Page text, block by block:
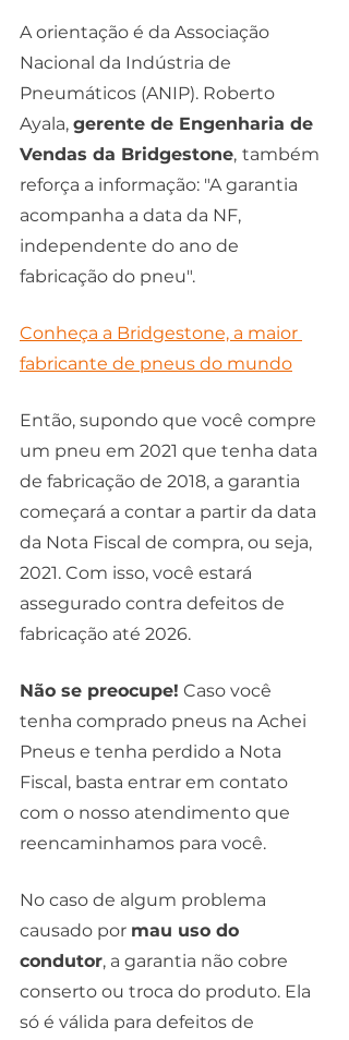
A orientação é da Associação
Nacional da Indústria de
Pneumáticos (ANIP). Roberto
Ayala, gerente de Engenharia de
Vendas da Bridgestone, também
reforça a informação: "A garantia
acompanha a data da NF,
independente do ano de
fabricação do pneu".
Conheça a Bridgestone, a maior
fabricante de pneus do mundo
Então, supondo que você compre
um pneu em 2021 que tenha data
de fabricação de 2018, a garantia
começará a contar a partir da data
da Nota Fiscal de compra, ou seja,
2021. Com isso, você estará
assegurado contra defeitos de
fabricação até 2026.
Não se preocupe! Caso você
tenha comprado pneus na Achei
Pneus e tenha perdido a Nota
Fiscal, basta entrar em contato
com o nosso atendimento que
reencaminhamos para você.
No caso de algum problema
causado por mau uso do
condutor, a garantia não cobre
conserto ou troca do produto. Ela
só é válida para defeitos de